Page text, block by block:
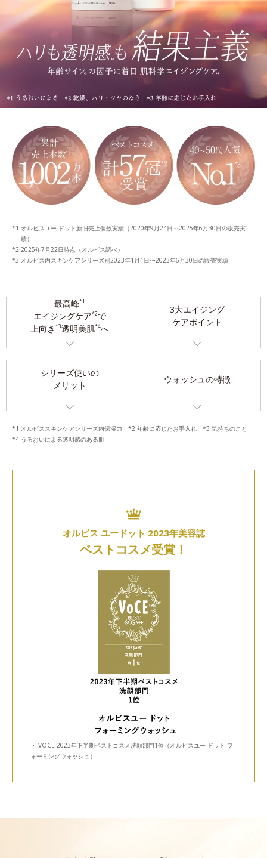
オルビスユー ドット新旧売上個数実績（2020年9月24日～2025年6月30日の販売実
績）
2025年7月22日時点（オルビス調べ）
オルビス内スキンケアシリーズ別2023年1月1日〜2023年6月30日の販売実績
最高峰*1
エイジングケア*2で
上向き *3透明美肌*4へ
3大エイジング
ケアポイント
シリーズ使いの
メリット
ウォッシュの特徴
*1 オルビススキンケアシリーズ内保湿力 *2 年齢に応じたお手入れ *3 気持ちのこと
*4 うるおいによる透明感のある肌
オルビス ユードット 2023年美容誌
ベストコスメ受賞！
・ VOCE 2023年下半期ベストコスメ洗顔部門1位（オルビスユー ドット フ
ォーミングウォッシュ）